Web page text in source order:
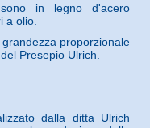
in legno d'acero
a olio.
proporzionale
Presepio Ulrich.
dalla ditta Ulrich